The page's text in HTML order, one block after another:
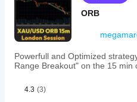
ORB
Powerfull and Optimized
Range Breakout" on the 15 min
4.3 (3)